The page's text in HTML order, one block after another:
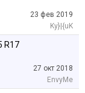
23 фев 2019
Ky}|{uK
R17
27 окт 2018
EnvyMe